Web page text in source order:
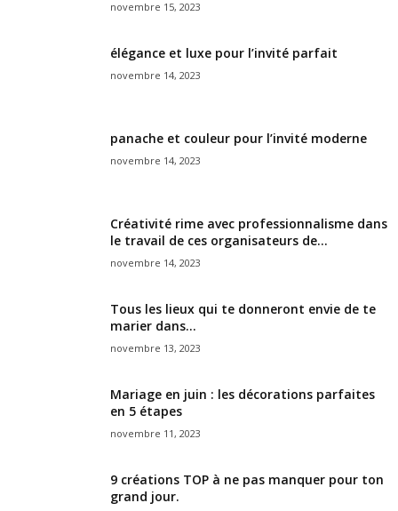
novembre 15, 2023
élégance et luxe pour l’invité parfait
novembre 14, 2023
panache et couleur pour l’invité moderne
novembre 14, 2023
Créativité rime avec professionnalisme dans
le travail de ces organisateurs de...
novembre 14, 2023
Tous les lieux qui te donneront envie de te
marier dans...
novembre 13, 2023
Mariage en juin : les décorations parfaites
en 5 étapes
novembre 11, 2023
9 créations TOP à ne pas manquer pour ton
grand jour.